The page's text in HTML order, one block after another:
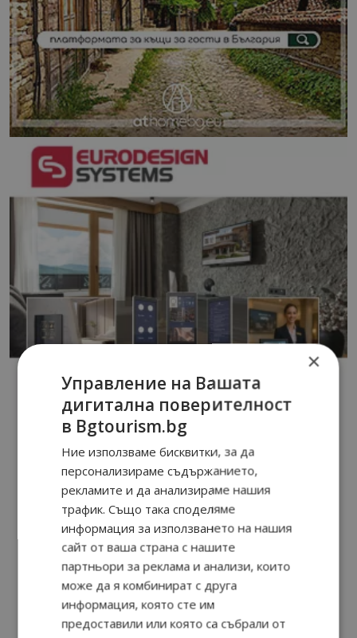
×
Управление на Вашата
дигитална поверителност
в Bgtourism.bg
Ние използваме бисквитки, за да
персонализираме съдържанието,
рекламите и да анализираме нашия
трафик. Също така споделяме
информация за използването на нашия
сайт от ваша страна с нашите
партньори за реклама и анализи, които
може да я комбинират с друга
информация, която сте им
предоставили или която са събрали от